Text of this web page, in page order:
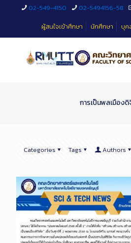
02-549-4150 02-5494156-58
ผู้สนใจเข้าศึกษา
นักศึกษา บุค
การเป็นพลเมือง
Categories Tags Authors